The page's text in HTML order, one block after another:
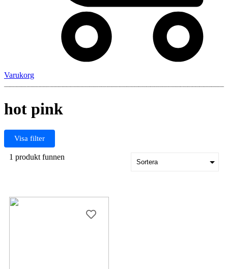
Varukorg
hot pink
Visa filter
1 produkt funnen